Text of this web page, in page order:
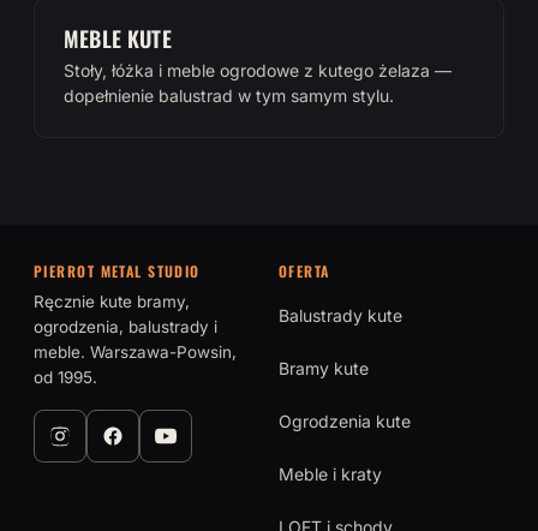
MEBLE KUTE
Stoły, łóżka i meble ogrodowe z kutego żelaza —
dopełnienie balustrad w tym samym stylu.
PIERROT METAL STUDIO
Ręcznie kute bramy,
ogrodzenia, balustrady i
meble. Warszawa-Powsin,
od 1995.
OFERTA
Balustrady kute
Bramy kute
Ogrodzenia kute
Meble i kraty
LOFT i schody